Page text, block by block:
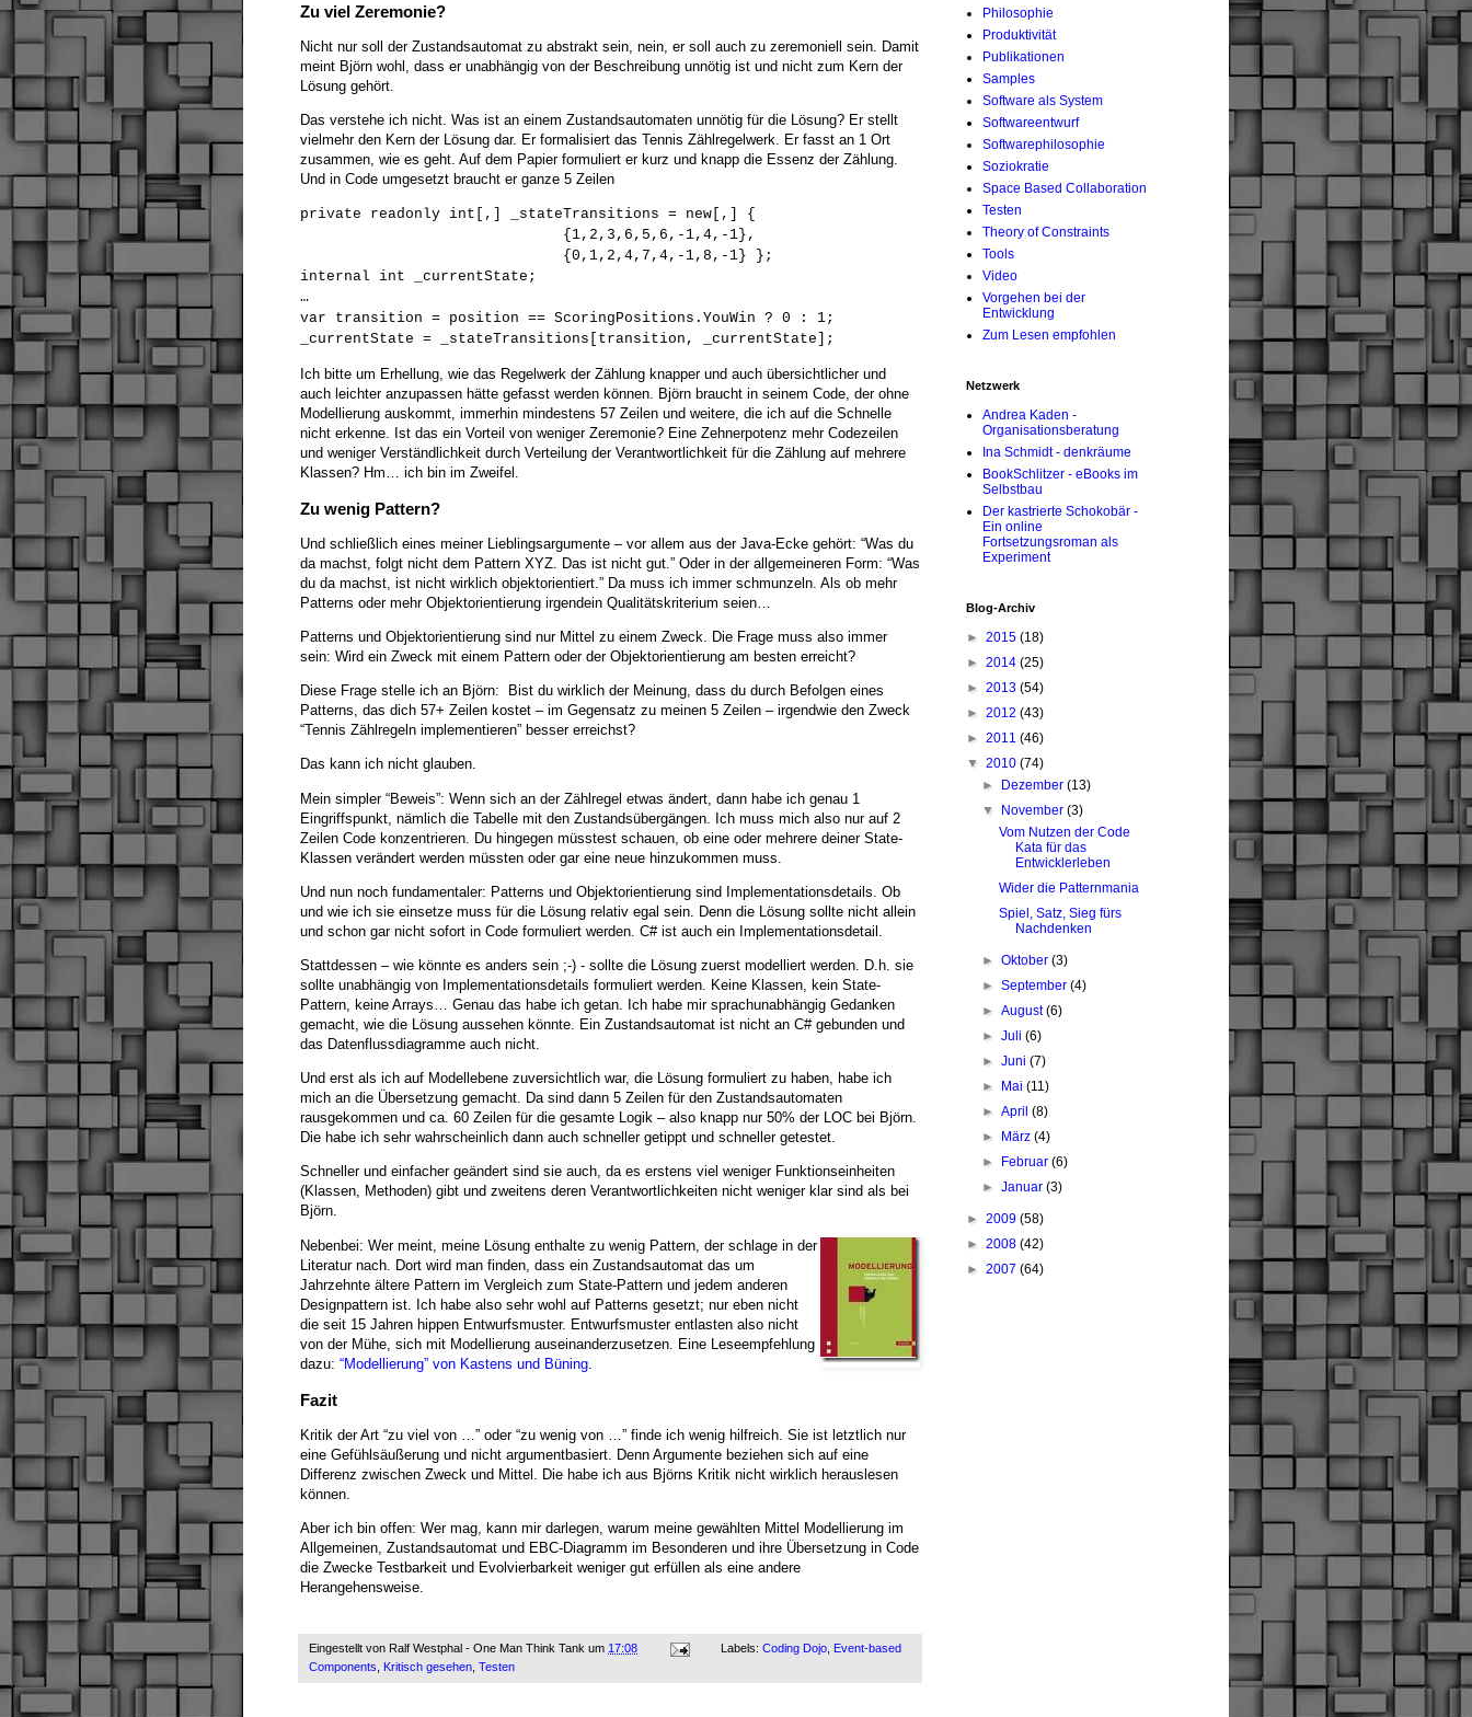
Zu viel Zeremonie?
Nicht nur soll der Zustandsautomat zu abstrakt sein, nein, er soll auch zu zeremoniell sein. Damit
meint Björn wohl, dass er unabhängig von der Beschreibung unnötig ist und nicht zum Kern der
Lösung gehört.
Das verstehe ich nicht. Was ist an einem Zustandsautomaten unnötig für die Lösung? Er stellt
vielmehr den Kern der Lösung dar. Er formalisiert das Tennis Zählregelwerk. Er fasst an 1 Ort
zusammen, wie es geht. Auf dem Papier formuliert er kurz und knapp die Essenz der Zählung.
Und in Code umgesetzt braucht er ganze 5 Zeilen
private readonly int[,] _stateTransitions = new[,] {
{1,2,3,6,5,6,-1,4,-1},
{0,1,2,4,7,4,-1,8,-1} };
internal int _currentState;
…
var transition = position == ScoringPositions.YouWin ? 0 : 1;
_currentState = _stateTransitions[transition, _currentState];
Ich bitte um Erhellung, wie das Regelwerk der Zählung knapper und auch übersichtlicher und
auch leichter anzupassen hätte gefasst werden können. Björn braucht in seinem Code, der ohne
Modellierung auskommt, immerhin mindestens 57 Zeilen und weitere, die ich auf die Schnelle
nicht erkenne. Ist das ein Vorteil von weniger Zeremonie? Eine Zehnerpotenz mehr Codezeilen
und weniger Verständlichkeit durch Verteilung der Verantwortlichkeit für die Zählung auf mehrere
Klassen? Hm… ich bin im Zweifel.
Zu wenig Pattern?
Und schließlich eines meiner Lieblingsargumente – vor allem aus der Java-Ecke gehört: “Was du
da machst, folgt nicht dem Pattern XYZ. Das ist nicht gut.” Oder in der allgemeineren Form: “Was
du da machst, ist nicht wirklich objektorientiert.” Da muss ich immer schmunzeln. Als ob mehr
Patterns oder mehr Objektorientierung irgendein Qualitätskriterium seien…
Patterns und Objektorientierung sind nur Mittel zu einem Zweck. Die Frage muss also immer
sein: Wird ein Zweck mit einem Pattern oder der Objektorientierung am besten erreicht?
Diese Frage stelle ich an Björn: Bist du wirklich der Meinung, dass du durch Befolgen eines
Patterns, das dich 57+ Zeilen kostet – im Gegensatz zu meinen 5 Zeilen – irgendwie den Zweck
“Tennis Zählregeln implementieren” besser erreichst?
Das kann ich nicht glauben.
Mein simpler “Beweis”: Wenn sich an der Zählregel etwas ändert, dann habe ich genau 1
Eingriffspunkt, nämlich die Tabelle mit den Zustandsübergängen. Ich muss mich also nur auf 2
Zeilen Code konzentrieren. Du hingegen müsstest schauen, ob eine oder mehrere deiner State-
Klassen verändert werden müssten oder gar eine neue hinzukommen muss.
Und nun noch fundamentaler: Patterns und Objektorientierung sind Implementationsdetails. Ob
und wie ich sie einsetze muss für die Lösung relativ egal sein. Denn die Lösung sollte nicht allein
und schon gar nicht sofort in Code formuliert werden. C# ist auch ein Implementationsdetail.
Stattdessen – wie könnte es anders sein ;-) - sollte die Lösung zuerst modelliert werden. D.h. sie
sollte unabhängig von Implementationsdetails formuliert werden. Keine Klassen, kein State-
Pattern, keine Arrays… Genau das habe ich getan. Ich habe mir sprachunabhängig Gedanken
gemacht, wie die Lösung aussehen könnte. Ein Zustandsautomat ist nicht an C# gebunden und
das Datenflussdiagramme auch nicht.
Und erst als ich auf Modellebene zuversichtlich war, die Lösung formuliert zu haben, habe ich
mich an die Übersetzung gemacht. Da sind dann 5 Zeilen für den Zustandsautomaten
rausgekommen und ca. 60 Zeilen für die gesamte Logik – also knapp nur 50% der LOC bei Björn.
Die habe ich sehr wahrscheinlich dann auch schneller getippt und schneller getestet.
Schneller und einfacher geändert sind sie auch, da es erstens viel weniger Funktionseinheiten
(Klassen, Methoden) gibt und zweitens deren Verantwortlichkeiten nicht weniger klar sind als bei
Björn.
Nebenbei: Wer meint, meine Lösung enthalte zu wenig Pattern, der schlage in der
Literatur nach. Dort wird man finden, dass ein Zustandsautomat das um
Jahrzehnte ältere Pattern im Vergleich zum State-Pattern und jedem anderen
Designpattern ist. Ich habe also sehr wohl auf Patterns gesetzt; nur eben nicht
die seit 15 Jahren hippen Entwurfsmuster. Entwurfsmuster entlasten also nicht
von der Mühe, sich mit Modellierung auseinanderzusetzen. Eine Leseempfehlung
dazu: “Modellierung” von Kastens und Büning
Fazit
Kritik der Art “zu viel von …” oder “zu wenig von …” finde ich wenig hilfreich. Sie ist letztlich nur
eine Gefühlsäußerung und nicht argumentbasiert. Denn Argumente beziehen sich auf eine
Differenz zwischen Zweck und Mittel. Die habe ich aus Björns Kritik nicht wirklich herauslesen
können.
Aber ich bin offen: Wer mag, kann mir darlegen, warum meine gewählten Mittel Modellierung im
Allgemeinen, Zustandsautomat und EBC-Diagramm im Besonderen und ihre Übersetzung in Code
die Zwecke Testbarkeit und Evolvierbarkeit weniger gut erfüllen als eine andere
Herangehensweise.
Eingestellt von Ralf Westphal - One Man Think Tank um 17:08 Labels: Coding Dojo,
Event-based
Components
Kritisch gesehen Testen
Philosophie
Produktivität
Publikationen
Samples
Software als System
Softwareentwurf
Softwarephilosophie
Soziokratie
Space Based Collaboration
Testen
Theory of Constraints
Tools
Video
Vorgehen bei der
Entwicklung
Zum Lesen empfohlen
Netzwerk
Andrea Kaden -
Organisationsberatung
Ina Schmidt - denkräume
BookSchlitzer - eBooks im
Selbstbau
Der kastrierte Schokobär -
Ein online
Fortsetzungsroman als
Experiment
Blog-Archiv
► 2015 (18)
► 2014 (25)
► 2013 (54)
► 2012 (43)
► 2011 (46)
▼ 2010 (74)
►
Dezember(13)
▼
November(3)
Vom Nutzen der Code
Kata für das
Entwicklerleben
Wider die Patternmania
Spiel, Satz, Sieg fürs
Nachdenken
►Oktober(3)
►September(4)
►August(6)
►Juli(6)
►Juni(7)
►
Mai(11)
►April(8)
►
März(4)
►
Februar(6)
►Januar(3)
► 2009 (58)
► 2008 (42)
► 2007 (64)